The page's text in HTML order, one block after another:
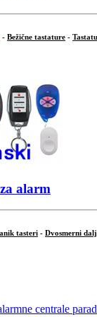
- Bežične tastature -
alarm
tasteri - Dvosmerni